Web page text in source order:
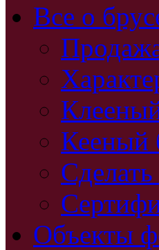
Все о
Кееный
Объекты